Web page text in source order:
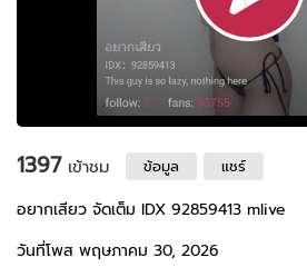
1397เข้าชม ข้อมูล แชร์
อยากเสียว จัดเต็ม IDX 92859413 mlive
วันที่โพส พฤษภาคม 30, 2026